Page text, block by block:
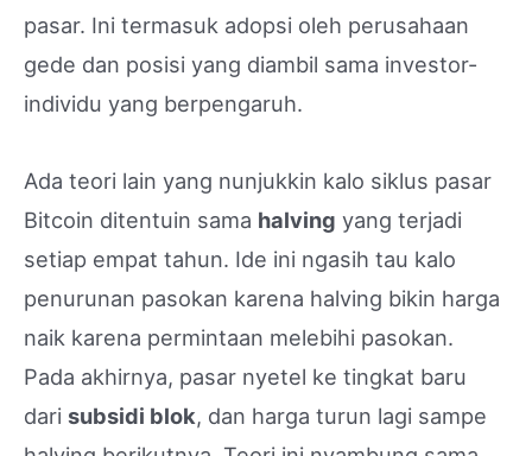
pasar. Ini termasuk adopsi oleh perusahaan
gede dan posisi yang diambil sama investor-
individu yang berpengaruh.
Ada teori lain yang nunjukkin kalo siklus pasar
Bitcoin ditentuin sama halving yang terjadi
setiap empat tahun. Ide ini ngasih tau kalo
penurunan pasokan karena halving bikin harga
naik karena permintaan melebihi pasokan.
Pada akhirnya, pasar nyetel ke tingkat baru
dari subsidi blok, dan harga turun lagi sampe